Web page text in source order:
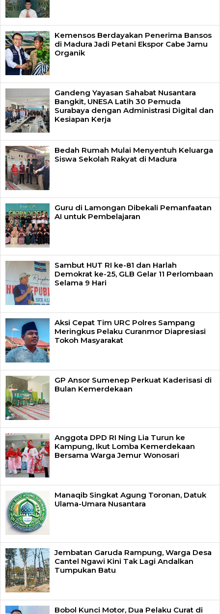
Kemensos Berdayakan Penerima Bansos
di Madura Jadi Petani Ekspor Cabe Jamu
Organik
Gandeng Yayasan Sahabat Nusantara
Bangkit, UNESA Latih 30 Pemuda
Surabaya dengan Administrasi Digital dan
Kesiapan Kerja
Bedah Rumah Mulai Menyentuh Keluarga
Siswa Sekolah Rakyat di Madura
Guru di Lamongan Dibekali Pemanfaatan
AI untuk Pembelajaran
Sambut HUT RI ke-81 dan Harlah
Demokrat ke-25, GLB Gelar 11 Perlombaan
Selama 9 Hari
Aksi Cepat Tim URC Polres Sampang
Meringkus Pelaku Curanmor Diapresiasi
Tokoh Masyarakat
GP Ansor Sumenep Perkuat Kaderisasi di
Bulan Kemerdekaan
Anggota DPD RI Ning Lia Turun ke
Kampung, Ikut Lomba Kemerdekaan
Bersama Warga Jemur Wonosari
Manaqib Singkat Agung Toronan, Datuk
Ulama-Umara Nusantara
Jembatan Garuda Rampung, Warga Desa
Cantel Ngawi Kini Tak Lagi Andalkan
Tumpukan Batu
Bobol Kunci Motor, Dua Pelaku Curat di